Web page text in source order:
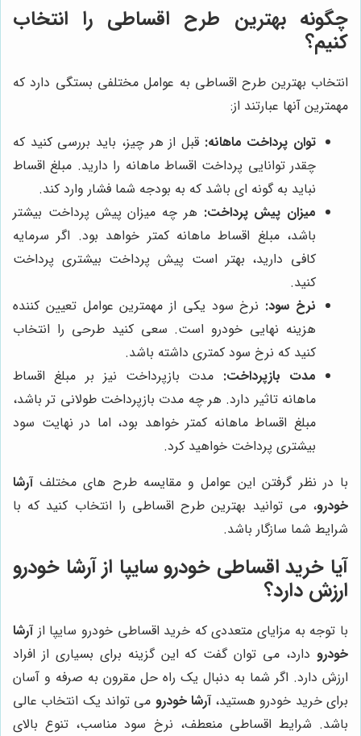
چگونه بهترین طرح اقساطی را انتخاب
کنیم؟
انتخاب بهترین طرح اقساطی به عوامل مختلفی بستگی دارد که
مهمترین آنها عبارتند از:
توان پرداخت ماهانه: قبل از هر چیز، باید بررسی کنید که
چقدر توانایی پرداخت اقساط ماهانه را دارید. مبلغ اقساط
نباید به گونه ای باشد که به بودجه شما فشار وارد کند.
میزان پیش پرداخت: هر چه میزان پیش پرداخت بیشتر
باشد، مبلغ اقساط ماهانه کمتر خواهد بود. اگر سرمایه
کافی دارید، بهتر است پیش پرداخت بیشتری پرداخت
کنید.
نرخ سود: نرخ سود یکی از مهمترین عوامل تعیین کننده
هزینه نهایی خودرو است. سعی کنید طرحی را انتخاب
کنید که نرخ سود کمتری داشته باشد.
مدت بازپرداخت: مدت بازپرداخت نیز بر مبلغ اقساط
ماهانه تاثیر دارد. هر چه مدت بازپرداخت طولانی تر باشد،
مبلغ اقساط ماهانه کمتر خواهد بود، اما در نهایت سود
بیشتری پرداخت خواهید کرد.
با در نظر گرفتن این عوامل و مقایسه طرح های مختلفآرشا
خودرو، می توانید بهترین طرح اقساطی را انتخاب کنید که با
شرایط شما سازگار باشد.
آیا خرید اقساطی خودرو سایپا از آرشا خودرو
ارزش دارد؟
با توجه به مزایای متعددی که خرید اقساطی خودرو سایپا ازآرشا
خودرو دارد، می توان گفت که این گزینه برای بسیاری از افراد
ارزش دارد. اگر شما به دنبال یک راه حل مقرون به صرفه و آسان
برای خرید خودرو هستید،آرشا خودرو می تواند یک انتخاب عالی
باشد. شرایط اقساطی منعطف، نرخ سود مناسب، تنوع بالای